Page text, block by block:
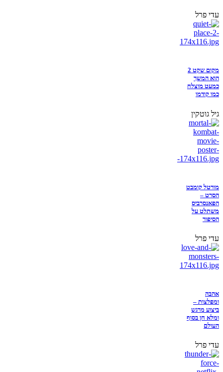
עדי פרל
מקום שקט 2
הוא המשך
כמעט מוצלח
כמו קודמו
גיל גוטקין
מורטל קומבט
הסרט –
הפאנסרביס
משתלט על
הסיפור
עדי פרל
אהבה
ומפלצות –
ביצוע מרגש
ומלא חן בסוף
העולם
עדי פרל